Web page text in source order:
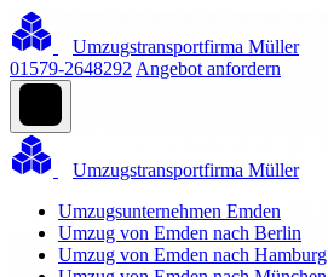
Umzugstransportfirma Müller
01579-2648292 Angebot anfordern
Umzugstransportfirma Müller
Umzugsunternehmen Emden
Umzug von Emden nach Berlin
Umzug von Emden nach Hamburg